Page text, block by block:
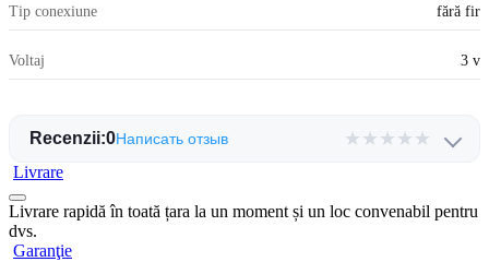
Tip conexiune fără fir
Voltaj 3 v
Recenzii:0Написать отзыв ★ ★ ★ ★ ★
Livrare
Livrare rapidă în toată țara la un moment și un loc convenabil pentru
dvs.
Garanţie